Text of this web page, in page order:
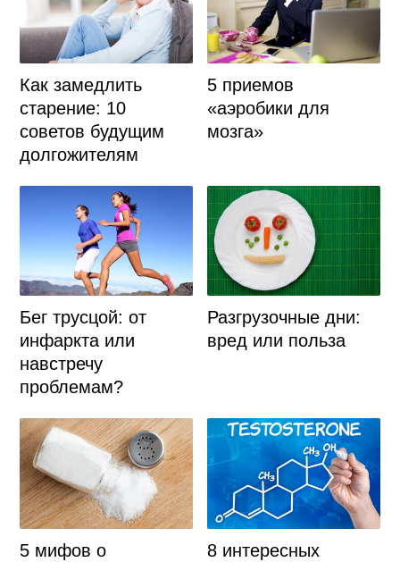
Как замедлить
старение: 10
советов будущим
долгожителям
5 приемов
«аэробики для
мозга»
Бег трусцой: от
инфаркта или
навстречу
проблемам?
Разгрузочные дни:
вред или польза
5 мифов о
8 интересных